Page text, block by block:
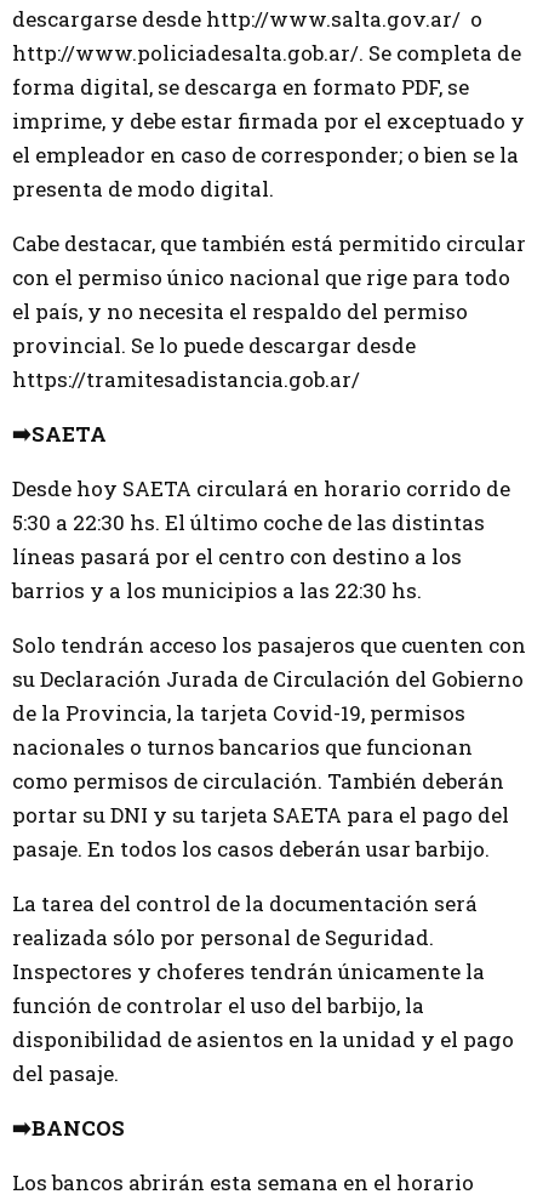
descargarse desde http://www.salta.gov.ar/ o
http://www.policiadesalta.gob.ar/. Se completa de
forma digital, se descarga en formato PDF, se
imprime, y debe estar firmada por el exceptuado y
el empleador en caso de corresponder; o bien se la
presenta de modo digital.
Cabe destacar, que también está permitido circular
con el permiso único nacional que rige para todo
el país, y no necesita el respaldo del permiso
provincial. Se lo puede descargar desde
https://tramitesadistancia.gob.ar/
➡️SAETA
Desde hoy SAETA circulará en horario corrido de
5:30 a 22:30 hs. El último coche de las distintas
líneas pasará por el centro con destino a los
barrios y a los municipios a las 22:30 hs.
Solo tendrán acceso los pasajeros que cuenten con
su Declaración Jurada de Circulación del Gobierno
de la Provincia, la tarjeta Covid-19, permisos
nacionales o turnos bancarios que funcionan
como permisos de circulación. También deberán
portar su DNI y su tarjeta SAETA para el pago del
pasaje. En todos los casos deberán usar barbijo.
La tarea del control de la documentación será
realizada sólo por personal de Seguridad.
Inspectores y choferes tendrán únicamente la
función de controlar el uso del barbijo, la
disponibilidad de asientos en la unidad y el pago
del pasaje.
➡️BANCOS
Los bancos abrirán esta semana en el horario